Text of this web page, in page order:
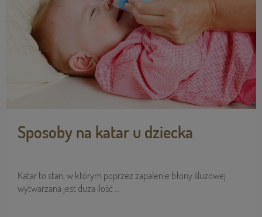
Sposoby na katar u dziecka
Katar to stan, w którym poprzez zapalenie błony śluzowej
wytwarzana jest duża ilość ...